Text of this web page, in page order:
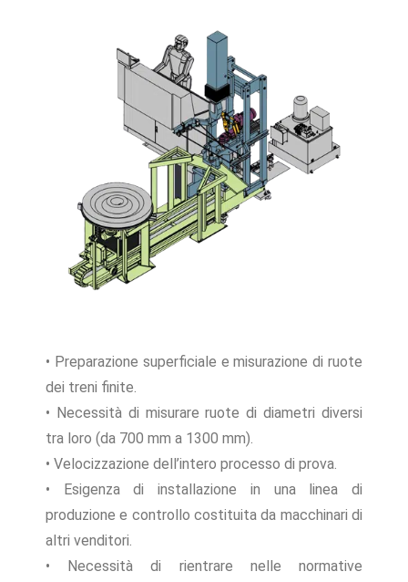
• Preparazione superficiale e misurazione di ruote
dei treni finite.
• Necessità di misurare ruote di diametri diversi
tra loro (da 700 mm a 1300 mm).
• Velocizzazione dell’intero processo di prova.
• Esigenza di installazione in una linea di
produzione e controllo costituita da macchinari di
altri venditori.
• Necessità di rientrare nelle normative